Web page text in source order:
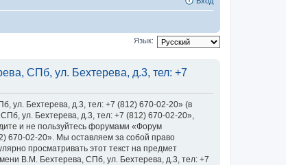
Язык:
СПб, ул. Бехтерева, д.3, тел: +7
ул. Бехтерева, д.3, тел: +7 (812) 670-02-20» (в
ул. Бехтерева, д.3, тел: +7 (812) 670-02-20»,
и не пользуйтесь форумами «Форум
670-02-20». Мы оставляем за собой право
просматривать этот текст на предмет
В.М. Бехтерева, СПб, ул. Бехтерева, д.3, тел: +7